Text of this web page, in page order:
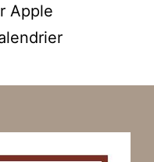
Apple